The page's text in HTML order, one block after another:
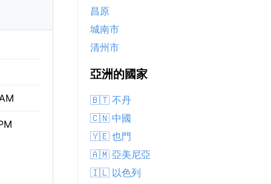
昌原
城南市
清州市
亞洲的國家
🇧🇹 不丹
🇨🇳 中國
🇾🇪 也門
🇦🇲 亞美尼亞
🇮🇱 以色列